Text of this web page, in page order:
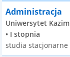
Administracja
Uniwersytet
• I stopnia
studia stacjonarne